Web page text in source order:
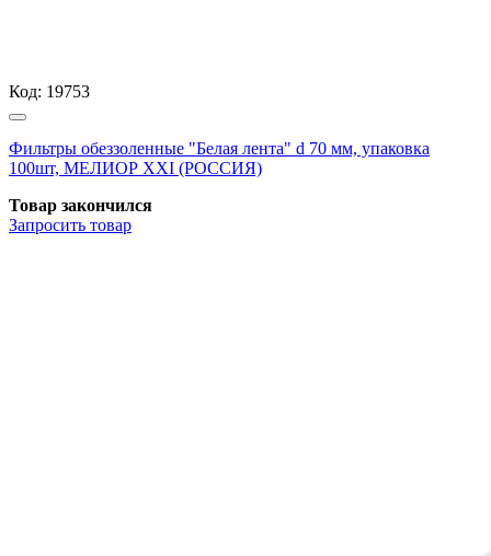
Код: 19753
Фильтры обеззоленные "Белая лента" d 70 мм, упаковка
100шт, МЕЛИОР XXI (РОССИЯ)
Товар закончился
Запросить товар